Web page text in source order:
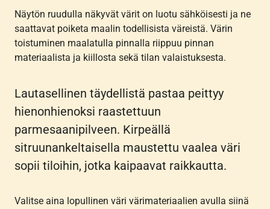
Näytön ruudulla näkyvät värit on luotu sähköisesti ja ne
saattavat poiketa maalin todellisista väreistä. Värin
toistuminen maalatulla pinnalla riippuu pinnan
materiaalista ja kiillosta sekä tilan valaistuksesta.
Lautasellinen täydellistä pastaa peittyy
hienonhienoksi raastettuun
parmesaanipilveen. Kirpeällä
sitruunankeltaisella maustettu vaalea väri
sopii tiloihin, jotka kaipaavat raikkautta.
Valitse aina lopullinen väri värimateriaalien avulla siinä